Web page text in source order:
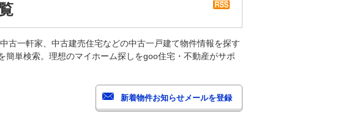
古一軒家、中古建売住宅などの中古一戸建て物件情報を探す
単検索。理想のマイホーム探しをgoo住宅・不動産がサポ